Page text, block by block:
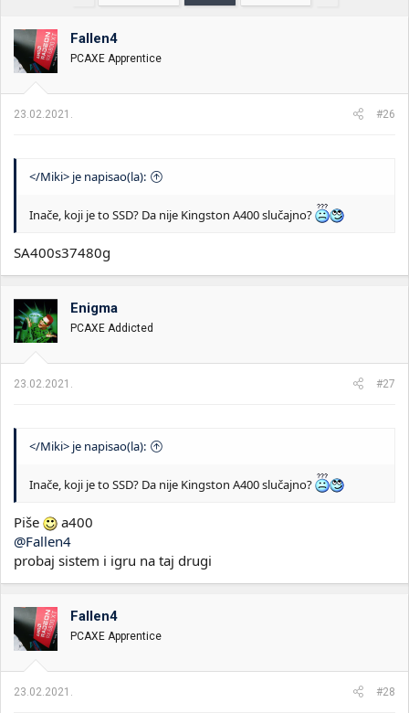
i
t
e
m
o
k
e
a
Fallen4
PCAXE Apprentice
23.02.2021. #26
</Miki> je napisao(la):
Inače, koji je to SSD? Da nije Kingston A400 slučajno?
SA400s37480g
Enigma
PCAXE Addicted
23.02.2021. #27
</Miki> je napisao(la):
Inače, koji je to SSD? Da nije Kingston A400 slučajno?
Piše
a400
@Fallen4
probaj sistem i igru na taj drugi
Fallen4
PCAXE Apprentice
23.02.2021. #28